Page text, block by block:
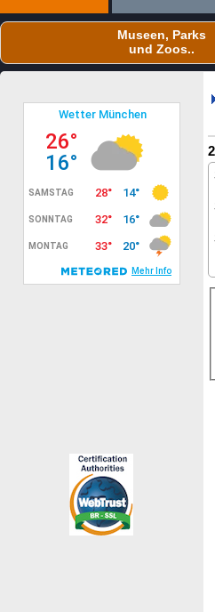
Museen, Parks
und Zoos..